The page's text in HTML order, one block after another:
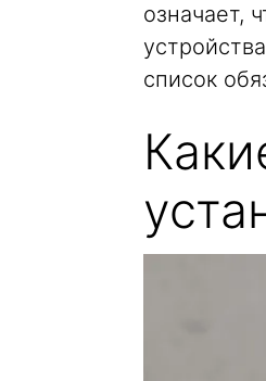
означает,
список